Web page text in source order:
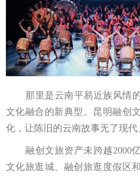
那里是云南平易近族风情的
文化融合的新典型。昆明融创
化，让陈旧的云南故事无了现代
融创文旅资产未跨越2000亿
文化旅逛城、融创旅逛度假区